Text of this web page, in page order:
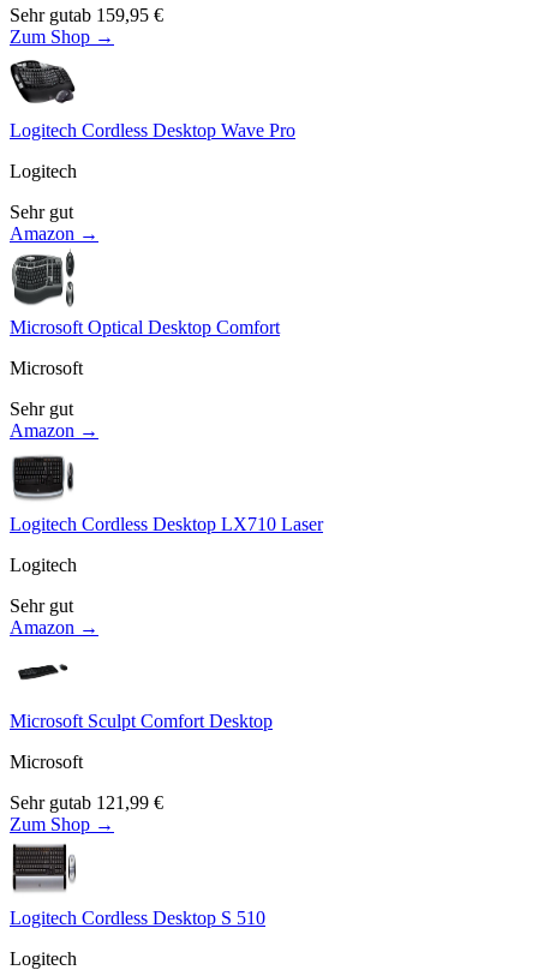
Sehr gutab 159,95 €
Zum Shop →
Logitech Cordless Desktop Wave Pro
Logitech
Sehr gut
Amazon →
Microsoft Optical Desktop Comfort
Microsoft
Sehr gut
Amazon →
Logitech Cordless Desktop LX710 Laser
Logitech
Sehr gut
Amazon →
Microsoft Sculpt Comfort Desktop
Microsoft
Sehr gutab 121,99 €
Zum Shop →
Logitech Cordless Desktop S 510
Logitech